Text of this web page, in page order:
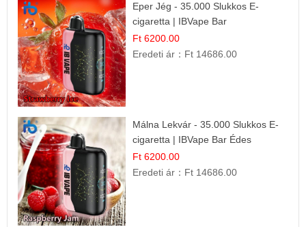
Eper Jég - 35.000 Slukkos E-
cigaretta | IBVape Bar
Ft 6200.00
Eredeti ár： Ft 14686.00
Málna Lekvár - 35.000 Slukkos E-
cigaretta | IBVape Bar Édes
Gyümölcs Íz
Ft 6200.00
Eredeti ár： Ft 14686.00